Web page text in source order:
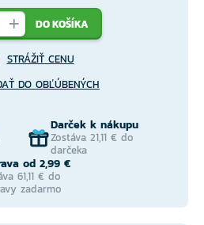
DO KOŠÍKA
STRÁŽIŤ CENU
DO OBĽÚBENÝCH
Darček k nákupu
Zostáva 21,11 € do
darčeka
od 2,99 €
61,11 € do
zadarmo